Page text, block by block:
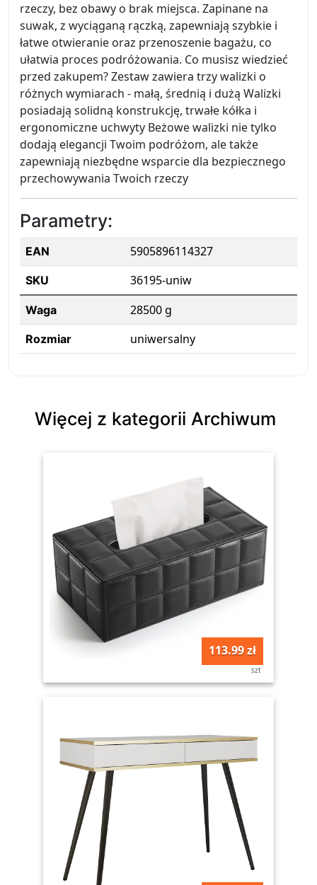
rzeczy, bez obawy o brak miejsca. Zapinane na
suwak, z wyciąganą rączką, zapewniają szybkie i
łatwe otwieranie oraz przenoszenie bagażu, co
ułatwia proces podróżowania. Co musisz wiedzieć
przed zakupem? Zestaw zawiera trzy walizki o
różnych wymiarach - małą, średnią i dużą Walizki
posiadają solidną konstrukcję, trwałe kółka i
ergonomiczne uchwyty Beżowe walizki nie tylko
dodają elegancji Twoim podróżom, ale także
zapewniają niezbędne wsparcie dla bezpiecznego
przechowywania Twoich rzeczy
Parametry:
EAN 5905896114327
SKU 36195-uniw
Waga 28500 g
Rozmiar uniwersalny
Więcej z kategorii Archiwum
113.99 zł
szt